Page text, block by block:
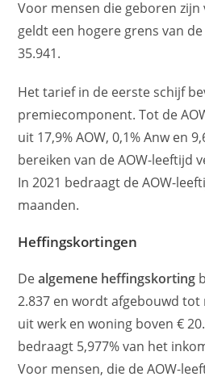
Voor mensen die geboren
geldt een hogere grens van
35.941.
Het tarief in de eerste schijf
premiecomponent. Tot de
uit 17,9% AOW, 0,1% Anw en
bereiken van de AOW-leeftijd
In 2021 bedraagt de AOW-
maanden.
Heffingskortingen
Dealgemene heffingskorting
2.837 en wordt afgebouwd
uit werk en woning boven €
bedraagt 5,977% van het
Voor mensen, die de AOW-